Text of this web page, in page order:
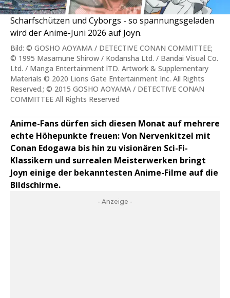
Scharfschützen und Cyborgs - so spannungsgeladen
wird der Anime-Juni 2026 auf Joyn.
Bild: © GOSHO AOYAMA / DETECTIVE CONAN COMMITTEE;
© 1995 Masamune Shirow / Kodansha Ltd. / Bandai Visual Co.
Ltd. / Manga Entertainment lTD. Artwork & Supplementary
Materials © 2020 Lions Gate Entertainment Inc. All Rights
Reserved.; © 2015 GOSHO AOYAMA / DETECTIVE CONAN
COMMITTEE All Rights Reserved
Anime-Fans dürfen sich diesen Monat auf mehrere
echte Höhepunkte freuen: Von Nervenkitzel mit
Conan Edogawa bis hin zu visionären Sci-Fi-
Klassikern und surrealen Meisterwerken bringt
Joyn einige der bekanntesten Anime-Filme auf die
Bildschirme.
- Anzeige -